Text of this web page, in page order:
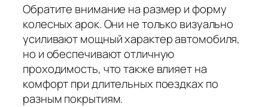
Обратите внимание на размер и форму
колесных арок. Они не только визуально
усиливают мощный характер автомобиля,
но и обеспечивают отличную
проходимость, что также влияет на
комфорт при длительных поездках по
разным покрытиям.